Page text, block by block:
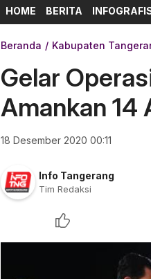
HOME BERITA
Beranda Kabupaten
Gelar
Amankan 14
18 Desember 2020 00:11
Info Tangerang
Tim Redaksi